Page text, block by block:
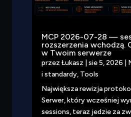
MCP 2026-07-28 —
rozszerzenia wchodzą.
w Twoim serwerze
przez Łukasz sie 5, 2026
i standardy, Tools
Największa rewizja
Serwer, który wcześniej
sessions, teraz jedzie za